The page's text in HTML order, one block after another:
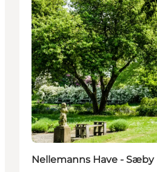
Nellemanns Have - Sæby